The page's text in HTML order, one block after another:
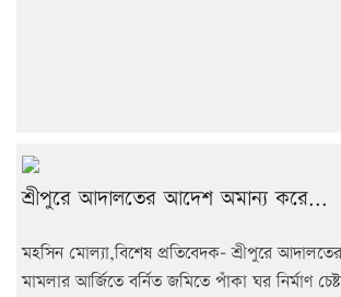
শ্রীপুরে আদালতের আদেশ অমান্য করে...
মহসিন মোল্যা,বিশেষ প্রতিবেদক- শ্রীপুরে
মামলার আর্জিতে বর্নিত জমিতে পাঁকা ঘর নির্মাণ